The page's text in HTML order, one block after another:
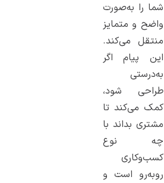
شما را به‌صورت
واضح و متمایز
منتقل می‌کند.
این پیام اگر
به‌درستی
طراحی شود،
کمک می‌کند تا
مشتری بداند با
چه نوع
کسب‌وکاری
روبه‌رو است و